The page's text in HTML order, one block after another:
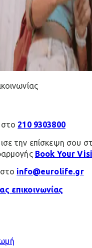
210 9303800
την επίσκεψη σου
Book Your
info@eurolife.gr
επικοινωνίας